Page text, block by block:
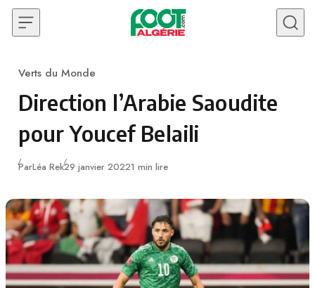
Skip to content
Category
Verts du Monde
Direction l’Arabie Saoudite
pour Youcef Belaili
ParLéa RekPublié
29 janvier 20221 min lire